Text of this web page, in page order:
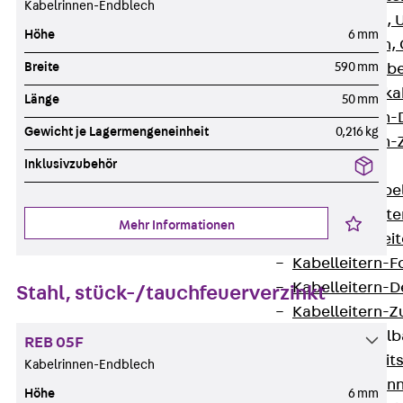
G Gitterbahn,
GI
GTD
GTDW
Gitterbahnen-
Kabelleitern
LGG
LGGS
Kabelleitern-
Kabelleitern-
Kabelleitern-
WPL
Kabelrinnen-Endblech
Höhe 6 mm
Breite 590 mm
Länge 50 mm
Gewicht je Lagermengeneinheit 0,216 kg
Inklusivzubehör
Mehr Informationen
Stahl, stück-/tauchfeuerverzinkt
REB 05F
Kabelrinnen-Endblech
Höhe 6 mm